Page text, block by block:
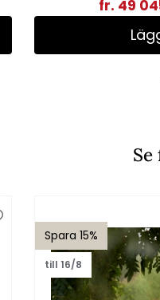
fr. 49
Spara 15%
till 16/8